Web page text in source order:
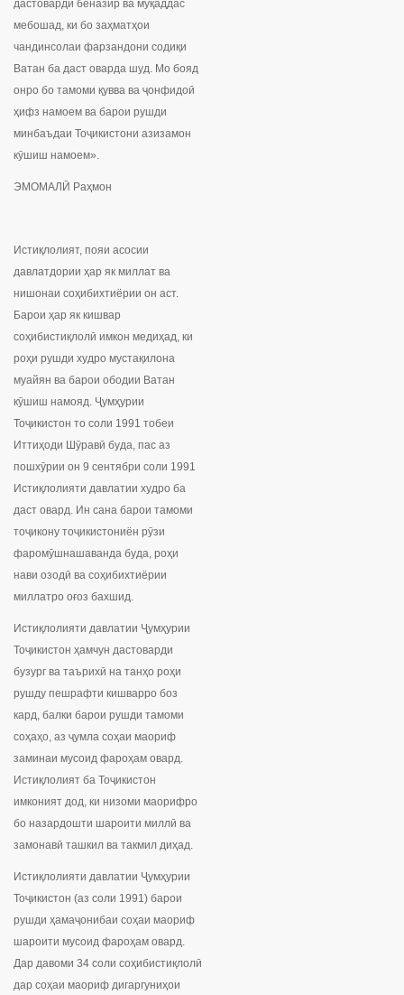
дастоварди беназир ва муқаддас
мебошад, ки бо заҳматҳои
чандинсолаи фарзандони содиқи
Ватан ба даст оварда шуд. Мо бояд
онро бо тамоми қувва ва ҷонфидоӣ
ҳифз намоем ва барои рушди
минбаъдаи Тоҷикистони азизамон
кӯшиш намоем».
ЭМОМАЛӢ Раҳмон
Истиқлолият, пояи асосии
давлатдории ҳар як миллат ва
нишонаи соҳибихтиёрии он аст.
Барои ҳар як кишвар
соҳибистиқлолӣ имкон медиҳад, ки
роҳи рушди худро мустақилона
муайян ва барои ободии Ватан
кӯшиш намояд. Ҷумҳурии
Тоҷикистон то соли 1991 тобеи
Иттиҳоди Шӯравӣ буда, пас аз
пошхӯрии он 9 сентябри соли 1991
Истиқлолияти давлатии худро ба
даст овард. Ин сана барои тамоми
тоҷикону тоҷикистониён рӯзи
фаромӯшнашаванда буда, роҳи
нави озодӣ ва соҳибихтиёрии
миллатро оғоз бахшид.
Истиқлолияти давлатии Ҷумҳурии
Тоҷикистон ҳамчун дастоварди
бузург ва таърихӣ на танҳо роҳи
рушду пешрафти кишварро боз
кард, балки барои рушди тамоми
соҳаҳо, аз ҷумла соҳаи маориф
заминаи мусоид фароҳам овард.
Истиқлолият ба Тоҷикистон
имконият дод, ки низоми маорифро
бо назардошти шароити миллӣ ва
замонавӣ ташкил ва такмил диҳад.
Истиқлолияти давлатии Ҷумҳурии
Тоҷикистон (аз соли 1991) барои
рушди ҳамаҷонибаи соҳаи маориф
шароити мусоид фароҳам овард.
Дар давоми 34 соли соҳибистиқлолӣ
дар соҳаи маориф дигаргуниҳои